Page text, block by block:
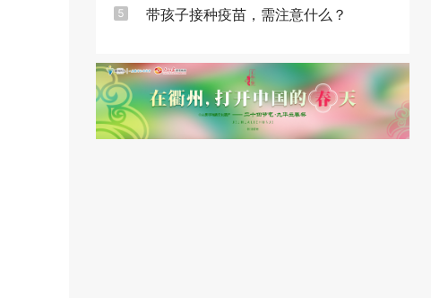
5 带孩子接种疫苗，需注意什么？